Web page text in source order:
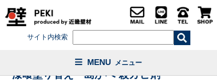
サイト内検索
MENU メニュー
漆喰塗り替え・島かべ 殺カビ剤